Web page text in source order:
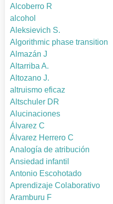
Alcoberro R
alcohol
Aleksievich S.
Algorithmic phase transition
Almazán J
Altarriba A.
Altozano J.
altruismo eficaz
Altschuler DR
Alucinaciones
Álvarez C
Álvarez Herrero C
Analogía de atribución
Ansiedad infantil
Antonio Escohotado
Aprendizaje Colaborativo
Aramburu F